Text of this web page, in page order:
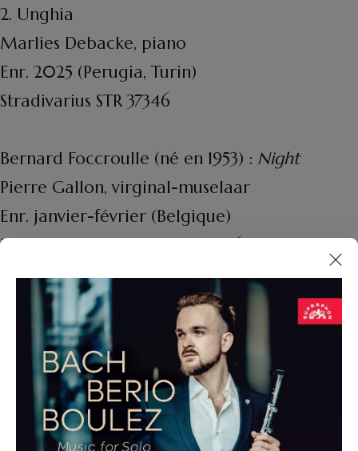
2. Unghia
Marlies Debacke, piano
Enr. 2025 (Perugia, Turin)
Stradivarius STR 37346
Bernard Foccroulle (né en 1953) : Night
Pierre Gallon, virginal-muselaar
Enr. janvier-février (Belgique)
Harmonia Mundi HMM 902765
Dominique Vellard (né en 1953) : Ô belle, ô
gracieuse, pour ténor et santouri
Dominique Vellard, ténor
Ourania Lampropoulou, santouri
Enr. 2024-2025 (Paris, Lyon)